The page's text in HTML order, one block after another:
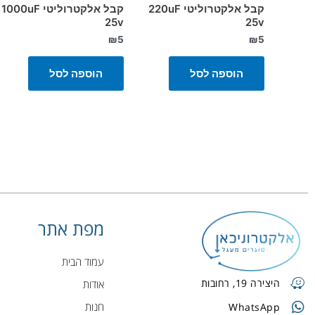
קבל אלקטרוליטי 220uF
25v
₪5
הוספה לסל
קבל אלקטרוליטי 1000uF
25v
₪5
הוספה לסל
היצירה 19, רחובות
WhatsApp
מפת אתר
עמוד הבית
אודות
חנות